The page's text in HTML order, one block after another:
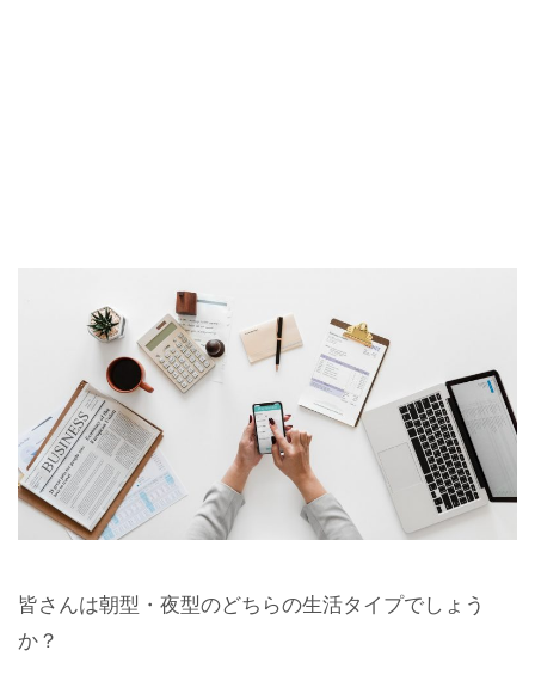
皆さんは朝型・夜型のどちらの生活タイプでしょう
か？